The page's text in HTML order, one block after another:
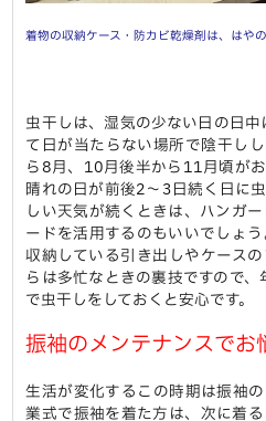
着物の収納ケース・防カビ乾燥剤は、はや
虫干しは、湿気の少ない日の日
て日が当たらない場所で陰干し
ら8月、10月後半から11月頃が
晴れの日が前後2〜3日続く日に
しい天気が続くときは、ハンガ
ードを活用するのもいいでしょ
収納している引き出しやケース
らは多忙なときの裏技ですので
で虫干しをしておくと安心です。
振袖のメンテナンスで
生活が変化するこの時期は振袖
業式で振袖を着た方は、次に着